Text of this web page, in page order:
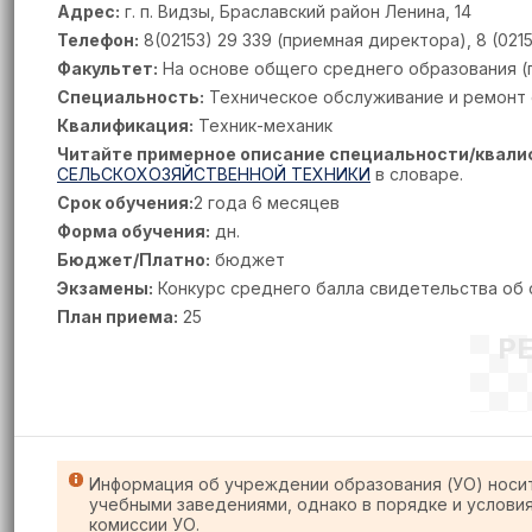
Адрес: г. п. Видзы, Браславский район Ленина, 14
Телефон: 8(02153) 29 339 (приемная директора), 8
Факультет: На основе общего среднего образования
Специальность: Техническое обслуживание и ремонт
Квалификация: Техник-механик
Читайте примерное описание специальности/
СЕЛЬСКОХОЗЯЙСТВЕННОЙ ТЕХНИКИ в словаре.
Срок обучения:2 года 6 месяцев
Форма обучения: дн.
Бюджет/Платно: бюджет
Экзамены: Конкурс среднего балла свидетельства
План приема: 25
Информация об учреждении образования (УО)
учебными заведениями, однако в порядке и
комиссии УО.